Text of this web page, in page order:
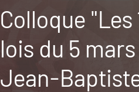
Colloque "Les
lois du 5 mars
Jean-